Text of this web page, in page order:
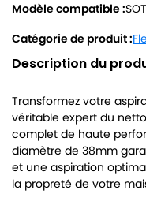
Modèle compatible :
Catégorie de produit :
Description du
Transformez votre
véritable expert du
complet de haute
diamètre de 38mm
et une aspiration
la propreté de votre